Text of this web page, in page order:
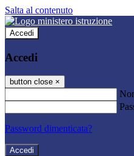
Salta al contenuto
Accedi
Accedi
button close ×
Password dimenticata?